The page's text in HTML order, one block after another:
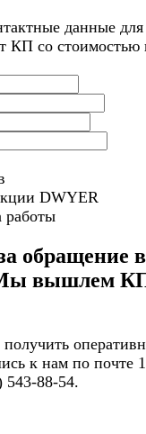
данные
КП со стоимостью
DWYER
работы
обращение
вышлем КП
к нам по почте
543-88-54.